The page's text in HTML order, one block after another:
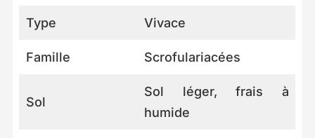
Type Vivace
Famille Scrofulariacées
Sol
Sol léger, frais à
humide